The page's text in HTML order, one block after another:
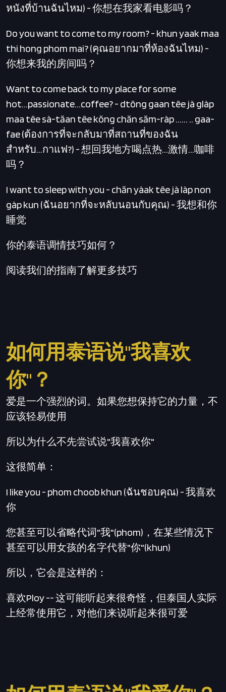
หนังที่บ้านฉันไหม) - 你想在我家看电影吗？
Do you want to come to my room? - khun yaak maa
thi hong phom mai? (คุณอยากมาที่ห้องฉันไหม) -
你想来我的房间吗？
Want to come back to my place for some
hot...passionate...coffee? - dtông gaan têe jà glàp
maa têe sà-tăan têe kŏng chăn săm-ràp ...... .. gaa-
fae (ต้องการที่จะกลับมาที่สถานที่ของฉัน
สำหรับ...กาแฟ?) - 想回我地方喝点热...激情...咖啡
吗？
I want to sleep with you - chăn yàak têe jà làp non
gàp kun (ฉันอยากที่จะหลับนอนกับคุณ) - 我想和你
睡觉
你的泰语调情技巧如何？
阅读我们的指南了解更多技巧
如何用泰语说"我喜欢
你"？
爱是一个强烈的词。如果您想保持它的力量，不
应该轻易使用
所以为什么不先尝试说"我喜欢你"
这很简单：
I like you - phom choob khun (ฉันชอบคุณ) - 我喜欢
你
您甚至可以省略代词"我"(phom)，在某些情况下
甚至可以用女孩的名字代替"你"(khun)
所以，它会是这样的：
喜欢Ploy -- 这可能听起来很奇怪，但泰国人实际
上经常使用它，对他们来说听起来很可爱